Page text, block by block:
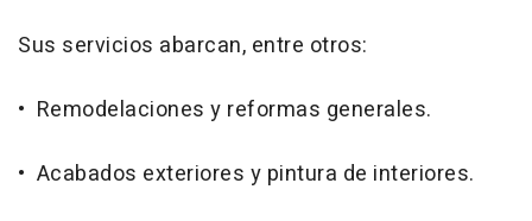
Sus servicios abarcan, entre otros:
• Remodelaciones y reformas generales.
• Acabados exteriores y pintura de interiores.